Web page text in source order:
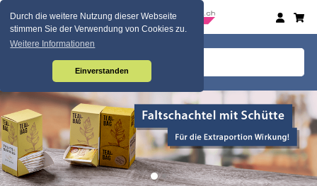
Durch die weitere Nutzung dieser Webseite
stimmen Sie der Verwendung von Cookies zu.
Weitere Informationen
Einverstanden